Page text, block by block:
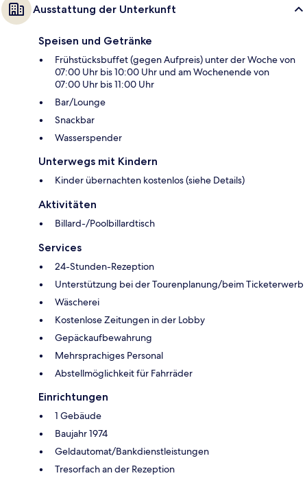
Ausstattung der Unterkunft
Speisen und Getränke
Frühstücksbuffet (gegen Aufpreis) unter der Woche von
07:00 Uhr bis 10:00 Uhr und am Wochenende von
07:00 Uhr bis 11:00 Uhr
Bar/Lounge
Snackbar
Wasserspender
Unterwegs mit Kindern
Kinder übernachten kostenlos (siehe Details)
Aktivitäten
Billard-/Poolbillardtisch
Services
24-Stunden-Rezeption
Unterstützung bei der Tourenplanung/beim Ticketerwerb
Wäscherei
Kostenlose Zeitungen in der Lobby
Gepäckaufbewahrung
Mehrsprachiges Personal
Abstellmöglichkeit für Fahrräder
Einrichtungen
1 Gebäude
Baujahr 1974
Geldautomat/Bankdienstleistungen
Tresorfach an der Rezeption